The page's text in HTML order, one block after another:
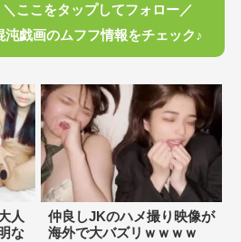
＼ここをタップしてフォロー／
沌戯画のムフフ情報をチェック♪
人
な
仲良しJKのハメ撮り映像が
海外で大バズリｗｗｗｗ